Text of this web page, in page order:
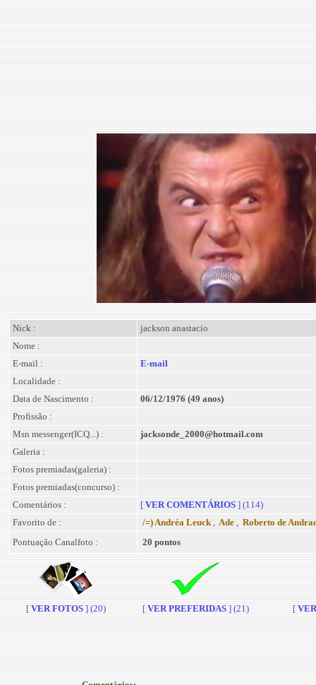
Nick :
jackson anastacio
Nome :
E-mail :
E-mail
Localidade :
Data de Nascimento :
06/12/1976 (49 anos)
Profissão :
Msn messenger(ICQ...) :
jacksonde_2000@hotmail.com
Galeria :
Fotos premiadas(galeria) :
Fotos premiadas(concurso) :
Comentários :
[ VER COMENTÁRIOS ] (114)
Favorito de :
/=) Andréa Leuck, Ade , Roberto de
Pontuação Canalfoto :
20 pontos
[VER FOTOS ] (20) [VER PREFERIDAS ] (21) [